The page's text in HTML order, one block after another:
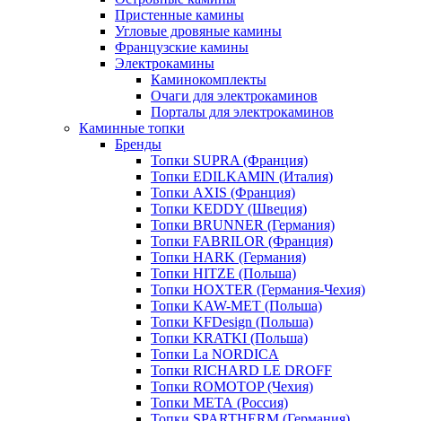
Пристенные камины
Угловые дровяные камины
Французские камины
Электрокамины
Каминокомплекты
Очаги для электрокаминов
Порталы для электрокаминов
Каминные топки
Бренды
Топки SUPRA (Франция)
Топки EDILKAMIN (Италия)
Топки AXIS (Франция)
Топки KEDDY (Швеция)
Топки BRUNNER (Германия)
Топки FABRILOR (Франция)
Топки HARK (Германия)
Топки HITZE (Польша)
Топки HOXTER (Германия-Чехия)
Топки KAW-MET (Польша)
Топки KFDesign (Польша)
Топки KRATKI (Польша)
Топки La NORDICA
Топки RICHARD LE DROFF
Топки ROMOTOP (Чехия)
Топки МЕТА (Россия)